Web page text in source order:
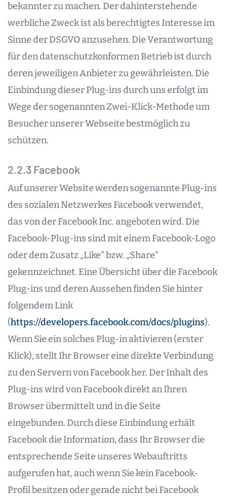
bekannter zu machen. Der dahinterstehende
werbliche Zweck ist als berechtigtes Interesse im
Sinne der DSGVO anzusehen. Die Verantwortung
für den datenschutzkonformen Betrieb ist durch
deren jeweiligen Anbieter zu gewährleisten. Die
Einbindung dieser Plug-ins durch uns erfolgt im
Wege der sogenannten Zwei-Klick-Methode um
Besucher unserer Webseite bestmöglich zu
schützen.
2.2.3 Facebook
Auf unserer Website werden sogenannte Plug-ins
des sozialen Netzwerkes Facebook verwendet,
das von der Facebook Inc. angeboten wird. Die
Facebook-Plug-ins sind mit einem Facebook-Logo
oder dem Zusatz „Like“ bzw. „Share“
gekennzeichnet. Eine Übersicht über die Facebook
Plug-ins und deren Aussehen finden Sie hinter
folgendem Link
(https://developers.facebook.com/docs/plugins).
Wenn Sie ein solches Plug-in aktivieren (erster
Klick), stellt Ihr Browser eine direkte Verbindung
zu den Servern von Facebook her. Der Inhalt des
Plug-ins wird von Facebook direkt an Ihren
Browser übermittelt und in die Seite
eingebunden. Durch diese Einbindung erhält
Facebook die Information, dass Ihr Browser die
entsprechende Seite unseres Webauftritts
aufgerufen hat, auch wenn Sie kein Facebook-
Profil besitzen oder gerade nicht bei Facebook